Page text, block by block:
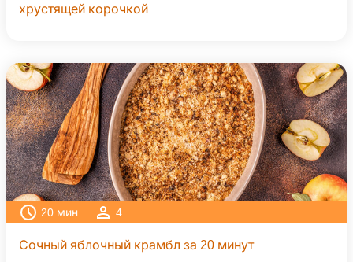
хрустящей корочкой
20 мин 4
Сочный яблочный крамбл за 20 минут